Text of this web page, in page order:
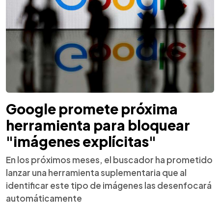
Google promete próxima
herramienta para bloquear
"imágenes explícitas"
En los próximos meses, el buscador ha prometido
lanzar una herramienta suplementaria que al
identificar este tipo de imágenes las desenfocará
automáticamente